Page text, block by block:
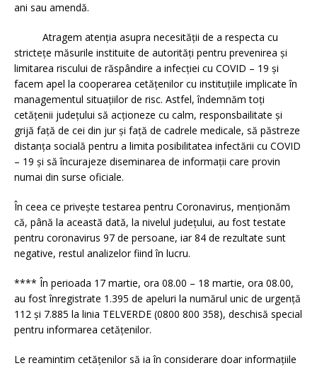
ani sau amendă.
Atragem atenția asupra necesității de a respecta cu
strictețe măsurile instituite de autorități pentru prevenirea și
limitarea riscului de răspândire a infecției cu COVID – 19 și
facem apel la cooperarea cetățenilor cu instituțiile implicate în
managementul situațiilor de risc. Astfel, îndemnăm toți
cetățenii județului să acționeze cu calm, responsbailitate și
grijă față de cei din jur și față de cadrele medicale, să păstreze
distanța socială pentru a limita posibilitatea infectării cu COVID
– 19 și să încurajeze diseminarea de informații care provin
numai din surse oficiale.
În ceea ce privește testarea pentru Coronavirus, menționăm
că, până la această dată, la nivelul județului, au fost testate
pentru coronavirus 97 de persoane, iar 84 de rezultate sunt
negative, restul analizelor fiind în lucru.
**** În perioada 17 martie, ora 08.00 – 18 martie, ora 08.00,
au fost înregistrate 1.395 de apeluri la numărul unic de urgență
112 și 7.885 la linia TELVERDE (0800 800 358), deschisă special
pentru informarea cetățenilor.
Le reamintim cetățenilor să ia în considerare doar informațiile